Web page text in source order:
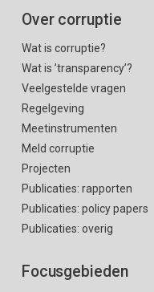
Over corruptie
Wat is corruptie?
Wat is ’transparency’?
Veelgestelde vragen
Regelgeving
Meetinstrumenten
Meld corruptie
Projecten
Publicaties: rapporten
Publicaties: policy papers
Publicaties: overig
Focusgebieden